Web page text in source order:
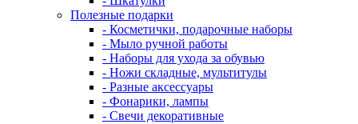
Полезные подарки
- Косметички, подарочные наборы
- Мыло ручной работы
- Наборы для ухода за обувью
- Ножи складные, мультитулы
- Разные аксессуары
- Фонарики, лампы
- Свечи декоративные